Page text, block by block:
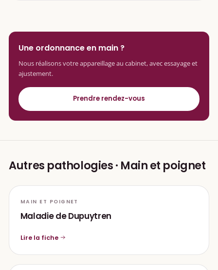
Une ordonnance en main ?
Nous réalisons votre appareillage au cabinet, avec essayage et
ajustement.
Prendre rendez-vous
Autres pathologies · Main et poignet
MAIN ET POIGNET
Maladie de Dupuytren
Lire la fiche